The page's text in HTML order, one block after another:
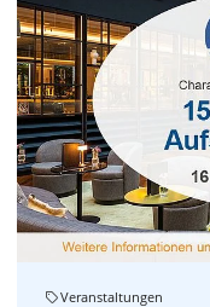
Veranstaltungen